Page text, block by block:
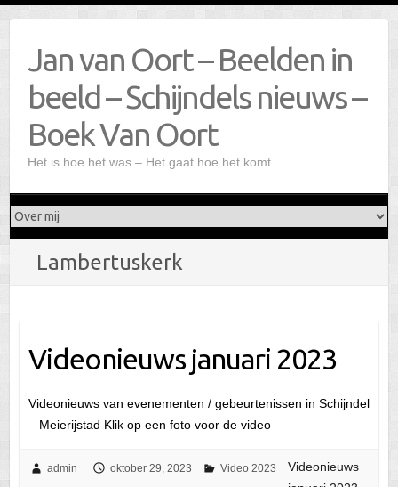
Jan van Oort – Beelden in
beeld – Schijndels nieuws –
Boek Van Oort
Het is hoe het was – Het gaat hoe het komt
Lambertuskerk
Videonieuws januari 2023
Videonieuws van evenementen / gebeurtenissen in Schijndel
– Meierijstad Klik op een foto voor de video
admin oktober 29, 2023 Video 2023
Videonieuws